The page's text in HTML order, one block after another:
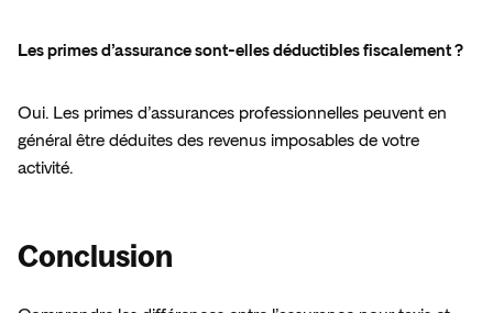
Les primes d’assurance sont-elles déductibles fiscalement ?
Oui. Les primes d’assurances professionnelles peuvent en
général être déduites des revenus imposables de votre
activité.
Conclusion